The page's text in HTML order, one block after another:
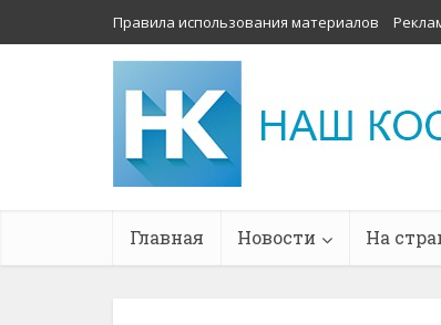
Правила использования материалов
Главная Новости На